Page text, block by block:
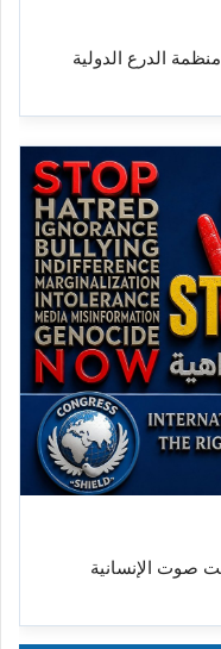
الدرع الدولية
صوت الإنسانية